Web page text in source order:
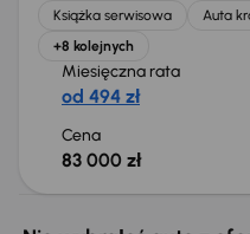
Książka serwisowa Auta
+8 kolejnych
Miesięczna rata
od 494 zł
Cena
83 000 zł